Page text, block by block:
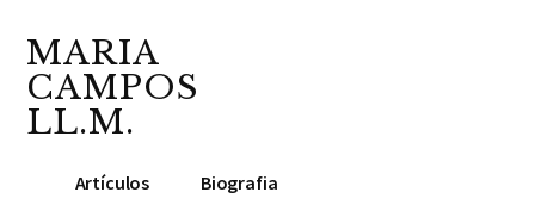
contenido
principal
footer
menu
MARIA
CAMPOS
LL.M.
Artículos Biografia